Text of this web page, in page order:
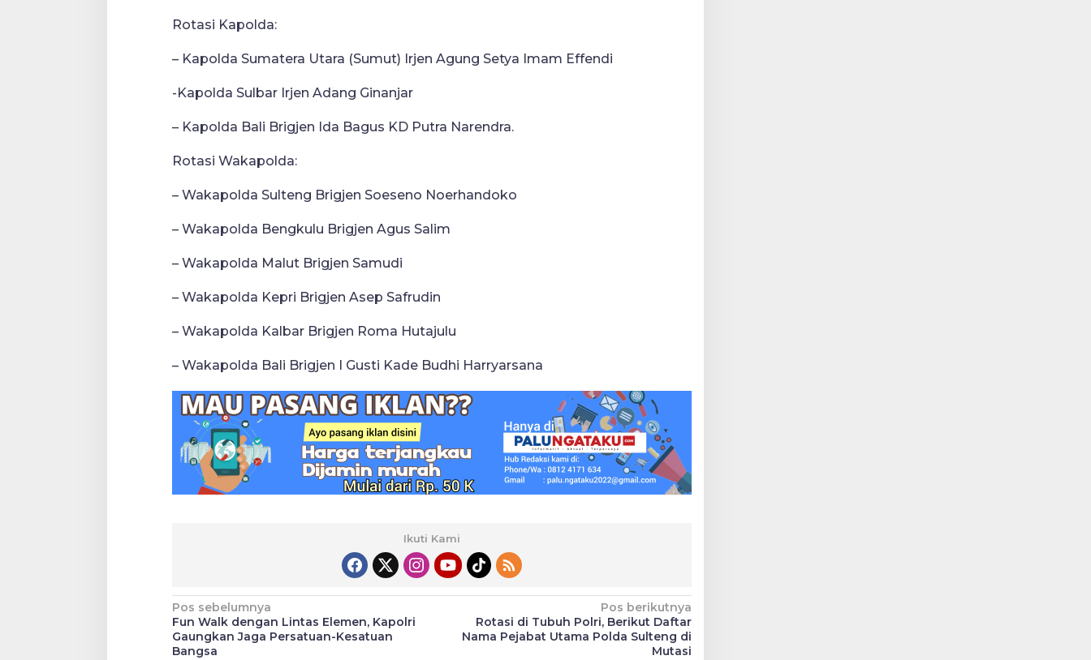
Rotasi Kapolda:
– Kapolda Sumatera Utara (Sumut) Irjen Agung Setya Imam Effendi
-Kapolda Sulbar Irjen Adang Ginanjar
– Kapolda Bali Brigjen Ida Bagus KD Putra Narendra.
Rotasi Wakapolda:
– Wakapolda Sulteng Brigjen Soeseno Noerhandoko
– Wakapolda Bengkulu Brigjen Agus Salim
– Wakapolda Malut Brigjen Samudi
– Wakapolda Kepri Brigjen Asep Safrudin
– Wakapolda Kalbar Brigjen Roma Hutajulu
– Wakapolda Bali Brigjen I Gusti Kade Budhi Harryarsana
Ikuti Kami
Navigasi
pos
Pos sebelumnya
Fun Walk dengan Lintas Elemen, Kapolri
Gaungkan Jaga Persatuan-Kesatuan
Bangsa
Pos berikutnya
Rotasi di Tubuh Polri, Berikut Daftar
Nama Pejabat Utama Polda Sulteng di
Mutasi